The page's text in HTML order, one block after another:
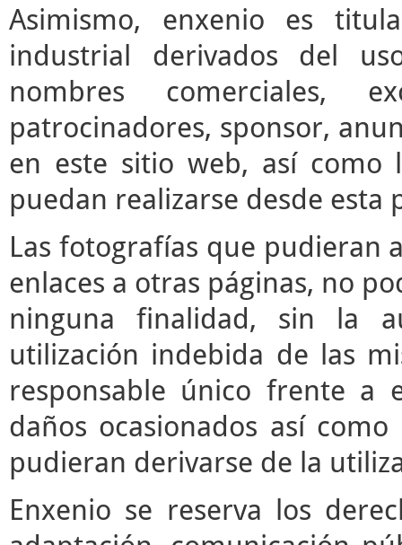
Asimismo, enxenio es
industrial derivados del
nombres comerciales,
patrocinadores, sponsor,
en este sitio web, así como
puedan realizarse desde esta
Las fotografías que pudieran
enlaces a otras páginas, no
ninguna finalidad, sin la
utilización indebida de las
responsable único frente a
daños ocasionados así
pudieran derivarse de la
Enxenio se reserva los